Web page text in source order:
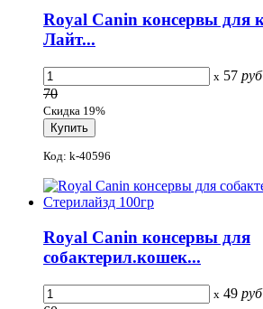
Royal Canin консервы для
Лайт...
x 57 руб
70
Скидка 19%
Код: k-40596
Royal Canin консервы для
собактерил.кошек...
x 49 руб